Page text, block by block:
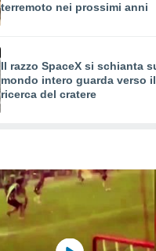
terremoto nei prossimi anni
Il razzo SpaceX si schianta
mondo intero guarda verso
ricerca del cratere